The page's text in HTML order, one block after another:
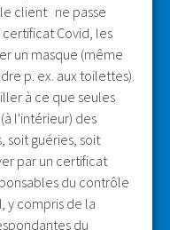
client ne passe
Covid, les
un masque (même
p. ex. aux toilettes).
à ce que seules
l'intérieur) des
soit guéries, soit
par un certificat
du contrôle
y compris de la
du